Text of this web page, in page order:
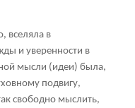
вселяла в
и уверенности в
мысли (идеи) была,
подвигу,
свободно мыслить,